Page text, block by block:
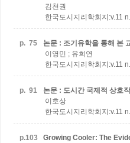
김천권
한국도시지리학회지:v.11
p. 75
논문 : 조기유학을 통해 본
이영민 ; 유희연
한국도시지리학회지:v.11
p. 91
논문 : 도시간 국제적 상호
이호상
한국도시지리학회지:v.11
p.103
Growing Cooler: The